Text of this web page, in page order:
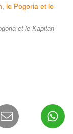
et le Kapitan